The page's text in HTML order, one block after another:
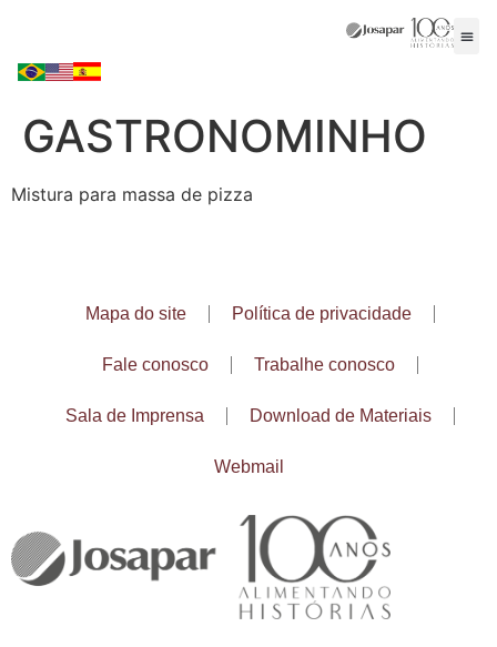
GASTRONOMINHO
Mistura para massa de pizza
Mapa do site Política de privacidade
Fale conosco Trabalhe conosco
Sala de Imprensa Download de Materiais
Webmail